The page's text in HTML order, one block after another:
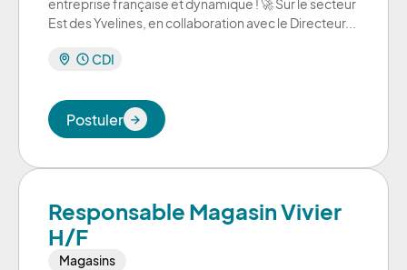
entreprise française et dynamique ! 🚀 Sur le secteur
Est des Yvelines, en collaboration avec le Directeur...
CDI
Postuler
Postuler
Responsable Magasin Vivier
H/F
Magasins